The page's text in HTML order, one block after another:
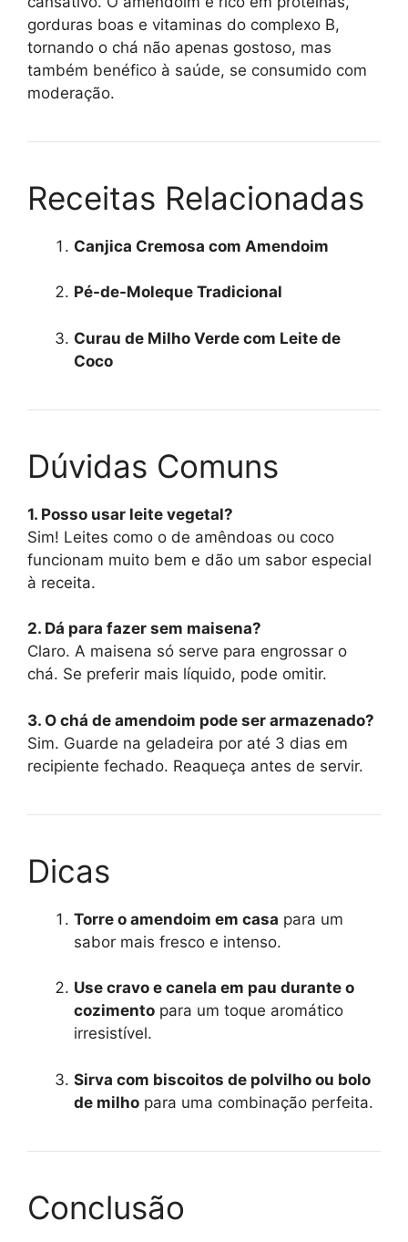
gorduras boas e vitaminas do complexo B,
tornando o chá não apenas gostoso, mas
também benéfico à saúde, se consumido com
moderação.
Receitas Relacionadas
Canjica Cremosa com Amendoim
Pé-de-Moleque Tradicional
Curau de Milho Verde com Leite de
Coco
Dúvidas Comuns
1. Posso usar leite vegetal?
Sim! Leites como o de amêndoas ou coco
funcionam muito bem e dão um sabor especial
à receita.
2. Dá para fazer sem maisena?
Claro. A maisena só serve para engrossar o
chá. Se preferir mais líquido, pode omitir.
3. O chá de amendoim pode ser armazenado?
Sim. Guarde na geladeira por até 3 dias em
recipiente fechado. Reaqueça antes de servir.
Dicas
Torre o amendoim em casa para um
sabor mais fresco e intenso.
Use cravo e canela em pau durante o
cozimento para um toque aromático
irresistível.
Sirva com biscoitos de polvilho ou bolo
de milho para uma combinação perfeita.
Conclusão